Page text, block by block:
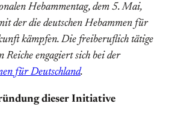
Hebammentag, dem 5. Mai,
der die deutschen Hebammen für
kämpfen. Die freiberuflich tätige
Reiche engagiert sich bei der
für Deutschland.
dieser Initiative